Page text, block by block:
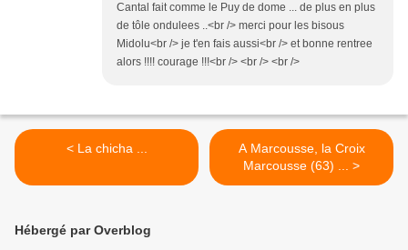
Cantal fait comme le Puy de dome ... de plus en plus
de tôle ondulees ..<br /> merci pour les bisous
Midolu<br /> je t'en fais aussi<br /> et bonne rentree
alors !!!! courage !!!<br /> <br /> <br />
< La chicha ...
A Marcousse, la Croix
Marcousse (63) ... >
Hébergé par Overblog